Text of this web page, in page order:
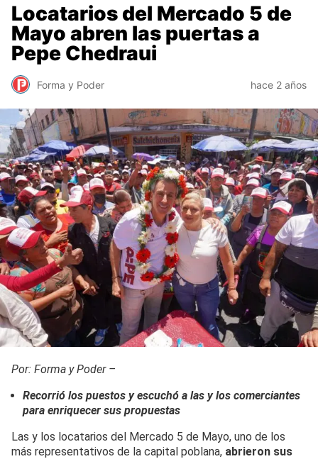
Locatarios del Mercado 5 de
Mayo abren las puertas a
Pepe Chedraui
Forma y Poder hace 2 años
Por: Forma y Poder –
Recorrió los puestos y escuchó a las y los comerciantes
para enriquecer sus propuestas
Las y los locatarios del Mercado 5 de Mayo, uno de los
más representativos de la capital poblana, abrieron sus